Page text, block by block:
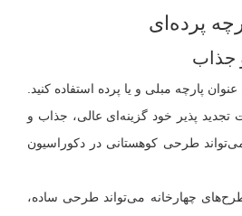
پرده‌ای
جذاب
پارچه مبلی و یا پرده استفاده کنید.
تجدید پذیر خود گزینه‌ای عالی، جذاب و
طرحی کوهستانی در دکوراسیون
چهارخانه می‌تواند طرحی ساده،